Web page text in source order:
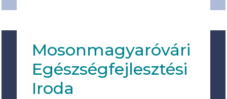
Mosonmagyaróvári
Egészségfejlesztési
Iroda